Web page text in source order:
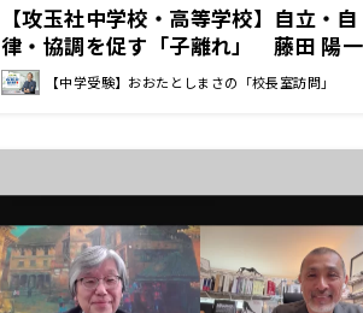
【攻玉社中学校・高等学校】自立・自
律・協調を促す「子離れ」 藤田 陽
長先生【中学受験】おおたとしまさの「校長室訪問」